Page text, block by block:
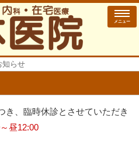
メニュー
知らせ
き、臨時休診とさせていただき
昼12:00